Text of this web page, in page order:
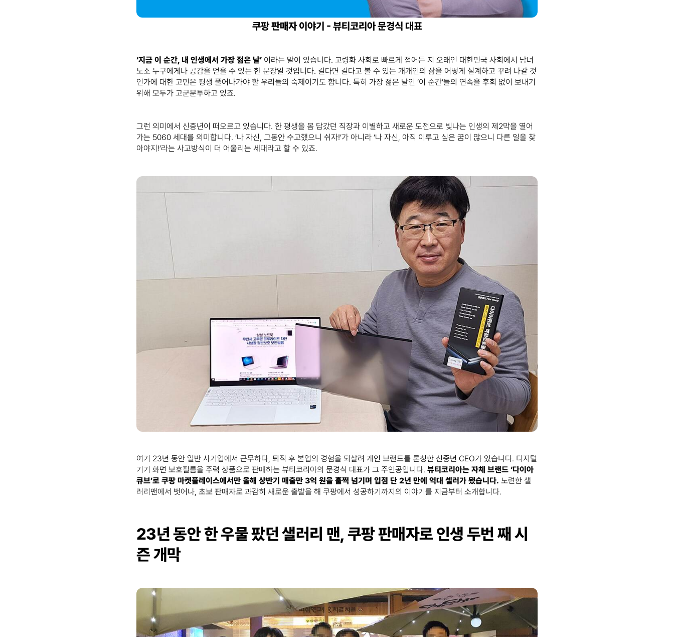
쿠팡 판매자 이야기 - 뷰티코리아 문경식 대표
‘지금 이 순간, 내 인생에서 가장 젊은 날’ 이라는 말이 있습니다. 고령화 사회로 빠르게 접어든 지 오래인 대한민국 사회에서 남녀
노소 누구에게나 공감을 얻을 수 있는 한 문장일 것입니다. 길다면 길다고 볼 수 있는 개개인의 삶을 어떻게 설계하고 꾸려 나갈 것
인가에 대한 고민은 평생 풀어나가야 할 우리들의 숙제이기도 합니다. 특히 가장 젊은 날인 ‘이 순간’들의 연속을 후회 없이 보내기
위해 모두가 고군분투하고 있죠.
그런 의미에서 신중년이 떠오르고 있습니다. 한 평생을 몸 담갔던 직장과 이별하고 새로운 도전으로 빛나는 인생의 제2막을 열어
가는 5060 세대를 의미합니다. ‘나 자신, 그동안 수고했으니 쉬자!’가 아니라 ‘나 자신, 아직 이루고 싶은 꿈이 많으니 다른 일을 찾
아야지!’라는 사고방식이 더 어울리는 세대라고 할 수 있죠.
여기 23년 동안 일반 사기업에서 근무하다, 퇴직 후 본업의 경험을 되살려 개인 브랜드를 론칭한 신중년 CEO가 있습니다. 디지털
기기 화면 보호필름을 주력 상품으로 판매하는 뷰티코리아의 문경식 대표가 그 주인공입니다. 뷰티코리아는 자체 브랜드 ‘다이아
큐브’로 쿠팡 마켓플레이스에서만 올해 상반기 매출만 3억 원을 훌쩍 넘기며 입점 단 2년 만에 억대 셀러가 됐습니다. 노련한 샐
러리맨에서 벗어나, 초보 판매자로 과감히 새로운 출발을 해 쿠팡에서 성공하기까지의 이야기를 지금부터 소개합니다.
23년 동안 한 우물 팠던 샐러리 맨, 쿠팡 판매자로 인생 두번 째 시
즌 개막